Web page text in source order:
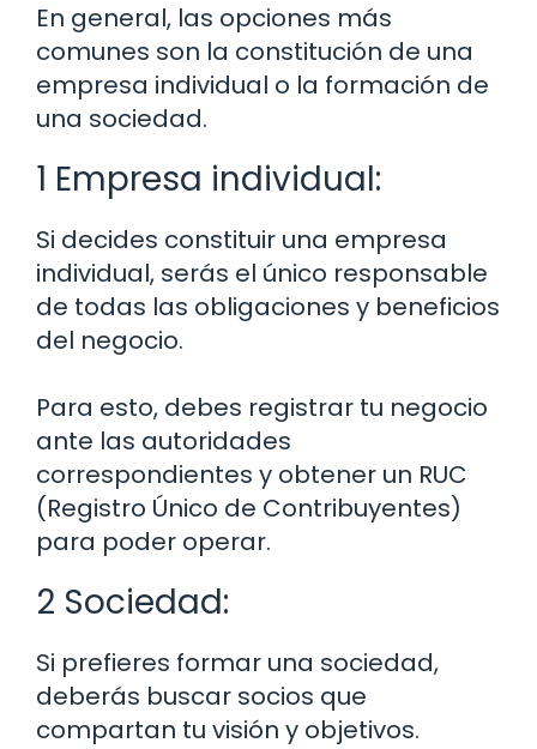
En general, las opciones más
comunes son la constitución de una
empresa individual o la formación de
una sociedad.
1 Empresa individual:
Si decides constituir una empresa
individual, serás el único responsable
de todas las obligaciones y beneficios
del negocio.
Para esto, debes registrar tu negocio
ante las autoridades
correspondientes y obtener un RUC
(Registro Único de Contribuyentes)
para poder operar.
2 Sociedad:
Si prefieres formar una sociedad,
deberás buscar socios que
compartan tu visión y objetivos.